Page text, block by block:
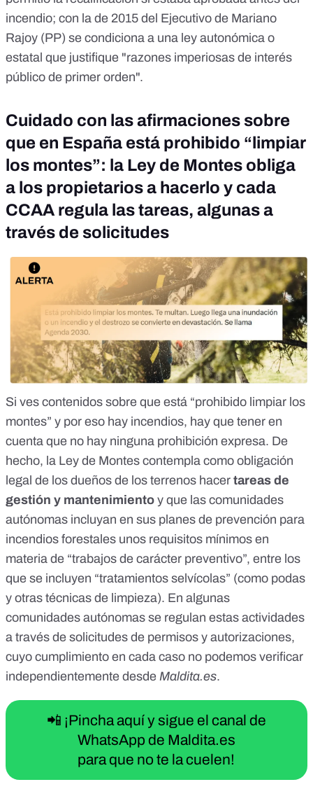
incendio; con la de 2015 del Ejecutivo de Mariano
Rajoy (PP) se condiciona a una ley autonómica o
estatal que justifique "razones imperiosas de interés
público de primer orden".
Cuidado con las afirmaciones sobre
que en España está prohibido “limpiar
los montes”: la Ley de Montes obliga
a los propietarios a hacerlo y cada
CCAA regula las tareas, algunas a
través de solicitudes
Si ves contenidos sobre que está “prohibido limpiar los
montes” y por eso hay incendios, hay que tener en
cuenta que no hay ninguna prohibición expresa. De
hecho, la Ley de Montes contempla como obligación
legal de los dueños de los terrenos hacer tareas de
gestión y mantenimiento y que las comunidades
autónomas incluyan en sus planes de prevención para
incendios forestales unos requisitos mínimos en
materia de “trabajos de carácter preventivo”, entre los
que se incluyen “tratamientos selvícolas” (como podas
y otras técnicas de limpieza). En algunas
comunidades autónomas se regulan estas actividades
a través de solicitudes de permisos y autorizaciones,
cuyo cumplimiento en cada caso no podemos verificar
independientemente desde Maldita.es.
📲 ¡Pincha aquí y sigue el canal de
WhatsApp de Maldita.es
para que no te la cuelen!